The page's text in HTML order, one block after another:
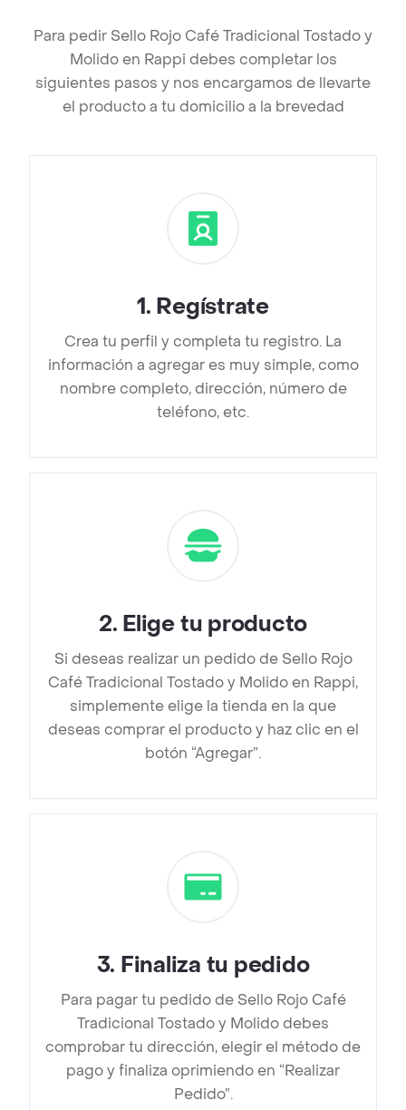
Para pedir Sello Rojo Café Tradicional Tostado y
Molido en Rappi debes completar los
siguientes pasos y nos encargamos de llevarte
el producto a tu domicilio a la brevedad
1. Regístrate
Crea tu perfil y completa tu registro. La
información a agregar es muy simple, como
nombre completo, dirección, número de
teléfono, etc.
2. Elige tu producto
Si deseas realizar un pedido de Sello Rojo
Café Tradicional Tostado y Molido en Rappi,
simplemente elige la tienda en la que
deseas comprar el producto y haz clic en el
botón “Agregar”.
3. Finaliza tu pedido
Para pagar tu pedido de Sello Rojo Café
Tradicional Tostado y Molido debes
comprobar tu dirección, elegir el método de
pago y finaliza oprimiendo en “Realizar
Pedido”.